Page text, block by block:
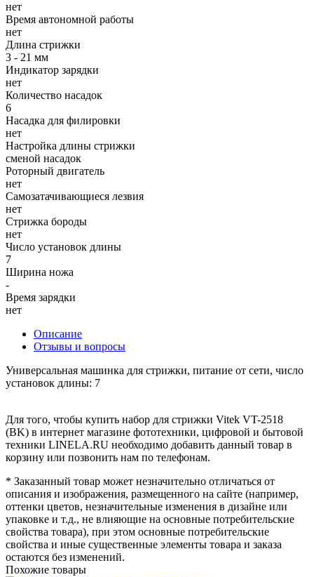
нет
Время автономной работы
нет
Длина стрижки
3 - 21 мм
Индикатор зарядки
нет
Количество насадок
6
Насадка для филировки
нет
Настройка длины стрижки
сменой насадок
Роторный двигатель
нет
Самозатачивающиеся лезвия
нет
Стрижка бороды
нет
Число установок длины
7
Ширина ножа
-
Время зарядки
нет
Описание
Отзывы и вопросы
Универсальная машинка для стрижки, питание от сети, число
установок длины: 7
Для того, чтобы купить набор для стрижки Vitek VT-2518
(BK) в интернет магазине фототехники, цифровой и бытовой
техники LINELA.RU необходимо добавить данный товар в
корзину или позвонить нам по телефонам.
* Заказанный товар может незначительно отличаться от
описания и изображения, размещенного на сайте (например,
оттенки цветов, незначительные изменения в дизайне или
упаковке и т.д., не влияющие на основные потребительские
свойства товара), при этом основные потребительские
свойства и иные существенные элементы товара и заказа
остаются без изменений.
Похожие товары